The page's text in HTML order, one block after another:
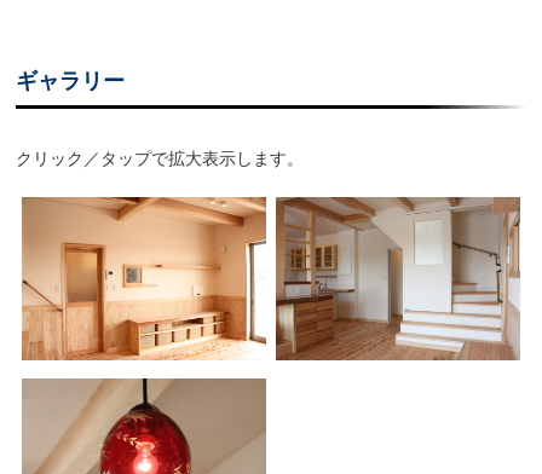
ギャラリー
クリック／タップで拡大表示します。